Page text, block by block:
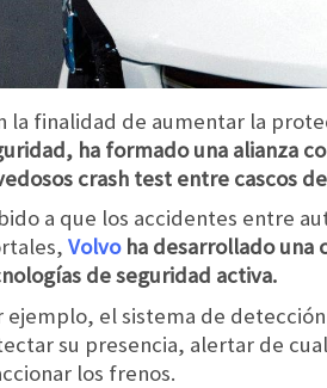
la finalidad de aumentar la
ha formado una alianza
crash test entre cascos
a que los accidentes entre
Volvoha desarrollado una
de seguridad activa.
ejemplo, el sistema de
su presencia, alertar de
los frenos.